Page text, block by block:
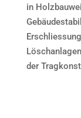
in
der